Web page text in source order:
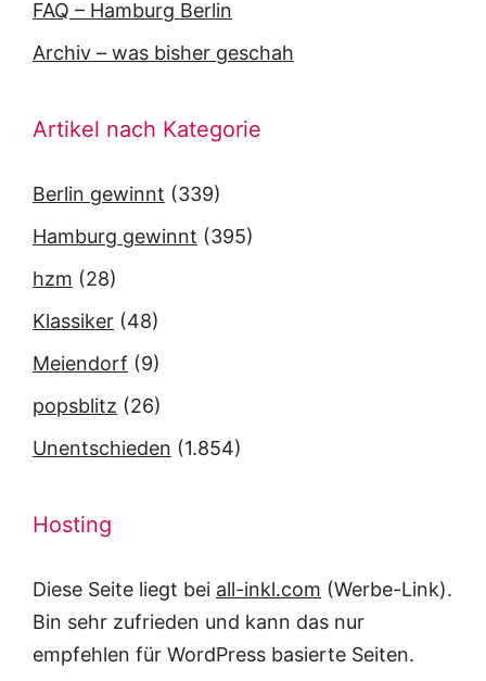
FAQ – Hamburg Berlin
Archiv – was bisher geschah
Artikel nach Kategorie
Berlin gewinnt (339)
Hamburg gewinnt (395)
hzm (28)
Klassiker (48)
Meiendorf (9)
popsblitz (26)
Unentschieden (1.854)
Hosting
Diese Seite liegt bei all-inkl.com (Werbe-Link).
Bin sehr zufrieden und kann das nur
empfehlen für WordPress basierte Seiten.